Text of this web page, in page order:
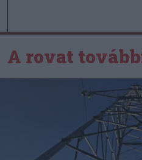
A rovat